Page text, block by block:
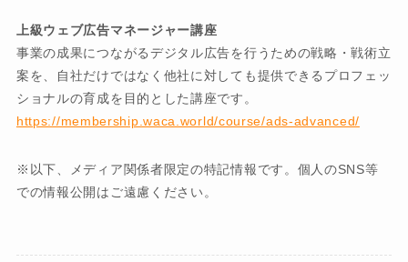
上級ウェブ広告マネージャー講座
事業の成果につながるデジタル広告を行うための戦略・戦術立
案を、自社だけではなく他社に対しても提供できるプロフェッ
ショナルの育成を目的とした講座です。
https://membership.waca.world/course/ads-advanced/
※以下、メディア関係者限定の特記情報です。個人のSNS等
での情報公開はご遠慮ください。